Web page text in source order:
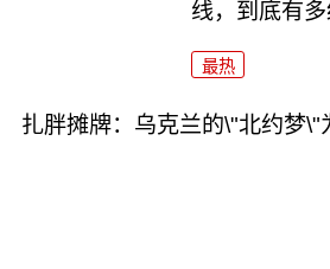
线，到底有多
最热
扎胖摊牌：乌克兰的\"北约梦\"